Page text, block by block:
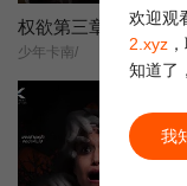
权欲第三章第五季
少年卡南/
欢迎观
2.xyz
知道了
我